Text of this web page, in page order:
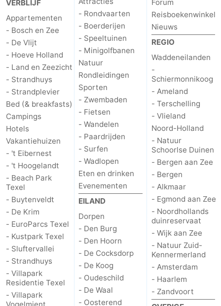
VERBLIJF
Appartementen
- Bosch en Zee
- De Vlijt
- Hoeve Holland
- Land en Zeezicht
- Strandhuys
- Strandplevier
Bed (& breakfasts)
Campings
Hotels
Vakantiehuizen
- 't Eibernest
- 't Hoogelandt
- Beach Park
Texel
- Buytenveldt
- De Krim
- EuroParcs Texel
- Kustpark Texel
- Sluftervallei
- Strandhuys
- Villapark
Residentie Texel
- Villapark
Vogelmient
- Rondvaarten
- Boerderijen
- Speeltuinen
- Minigolfbanen
Natuur
Rondleidingen
Sporten
- Zwembaden
- Fietsen
- Wandelen
- Paardrijden
- Surfen
- Wadlopen
Eten en drinken
Evenementen
EILAND
Dorpen
- Den Burg
- Den Hoorn
- De Cocksdorp
- De Koog
- Oudeschild
- De Waal
- Oosterend
Forum
Reisboekenwinkel
Nieuws
REGIO
Waddeneilanden
-
Schiermonnikoog
- Ameland
- Terschelling
- Vlieland
Noord-Holland
- Natuur
Schoorlse Duinen
- Bergen aan Zee
- Bergen
- Alkmaar
- Egmond aan Zee
- Noordhollands
duinreservaat
- Wijk aan Zee
- Natuur Zuid-
Kennermerland
- Amsterdam
- Haarlem
- Zandvoort